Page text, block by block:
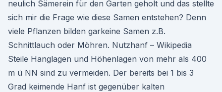
neulich Sämerein für den Garten geholt und das stellte
sich mir die Frage wie diese Samen entstehen? Denn
viele Pflanzen bilden garkeine Samen z.B.
Schnittlauch oder Möhren. Nutzhanf – Wikipedia
Steile Hanglagen und Höhenlagen von mehr als 400
m ü NN sind zu vermeiden. Der bereits bei 1 bis 3
Grad keimende Hanf ist gegenüber kalten